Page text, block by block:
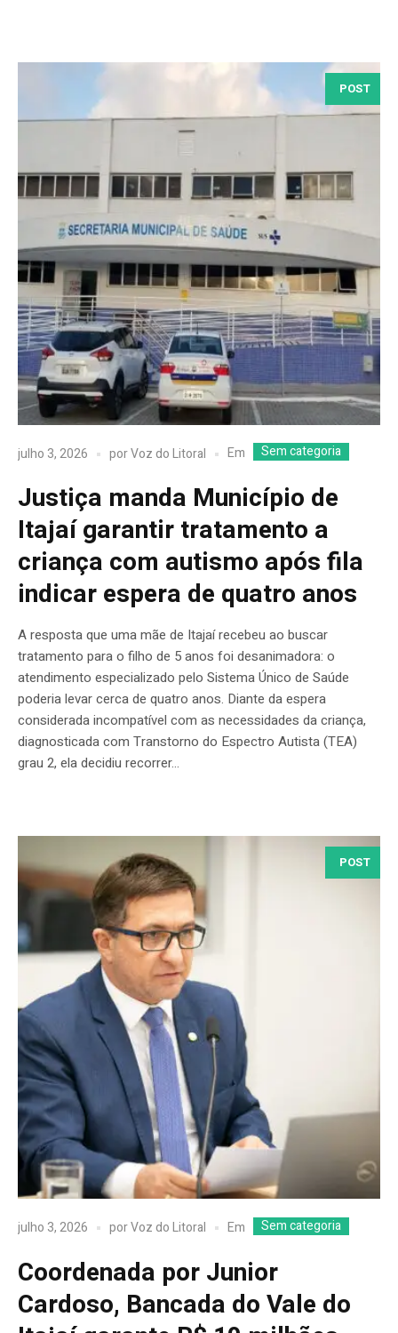
POST
julho 3, 2026 porVoz do Litoral Em Sem categoria
Justiça manda Município de
Itajaí garantir tratamento a
criança com autismo após fila
indicar espera de quatro anos
A resposta que uma mãe de Itajaí recebeu ao buscar
tratamento para o filho de 5 anos foi desanimadora: o
atendimento especializado pelo Sistema Único de Saúde
poderia levar cerca de quatro anos. Diante da espera
considerada incompatível com as necessidades da criança,
diagnosticada com Transtorno do Espectro Autista (TEA)
grau 2, ela decidiu recorrer...
POST
julho 3, 2026 porVoz do Litoral Em Sem categoria
Coordenada por Junior
Cardoso, Bancada do Vale do